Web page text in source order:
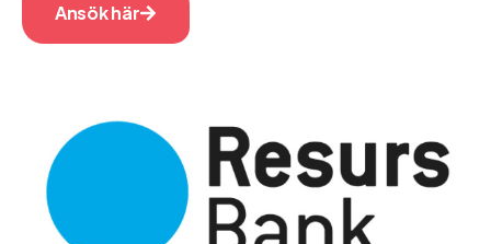
Ansök här